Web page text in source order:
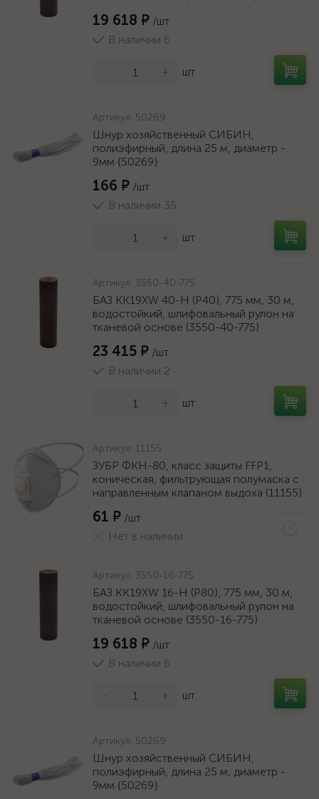
19 618 ₽ /шт
В наличии 6
+ шт
Артикул: 50269
Шнур хозяйственный СИБИН,
полиэфирный, длина 25 м, диаметр -
9мм {50269}
166 ₽ /шт
В наличии 35
+ шт
Артикул: 3550-40-775
БАЗ KK19XW 40-H (Р40), 775 мм, 30 м,
водостойкий, шлифовальный рулон на
тканевой основе (3550-40-775)
23 415 ₽ /шт
В наличии 2
+ шт
Артикул: 11155
ЗУБР ФКН-80, класс защиты FFP1,
коническая, фильтрующая полумаска с
направленным клапаном выдоха (11155)
61 ₽ /шт
Нет в наличии
Артикул: 3550-16-775
БАЗ KK19XW 16-H (Р80), 775 мм, 30 м,
водостойкий, шлифовальный рулон на
тканевой основе (3550-16-775)
19 618 ₽ /шт
В наличии 6
- + шт
Артикул: 50269
Шнур хозяйственный СИБИН,
полиэфирный, длина 25 м, диаметр -
9мм {50269}